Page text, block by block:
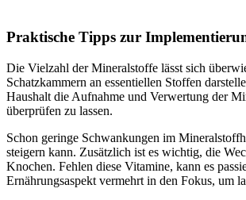
Praktische Tipps zur
Die Vielzahl der Mineralstoffe lässt sich
Schatzkammern an essentiellen Stoffen
Haushalt die Aufnahme und Verwertung der
überprüfen zu lassen.
Schon geringe Schwankungen im
steigern kann. Zusätzlich ist es wichtig, die
Knochen. Fehlen diese Vitamine, kann es
Ernährungsaspekt vermehrt in den Fokus, um